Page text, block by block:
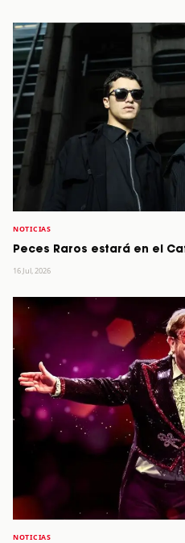
NOTICIAS
Peces Raros estará en el
16 Jul, 2026
NOTICIAS